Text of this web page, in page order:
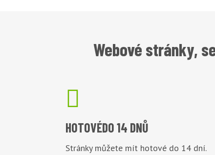
Webové stránky,

HOTOVÉDO 14 DNŮ
Stránky můžete mít hotové do 14 dní.